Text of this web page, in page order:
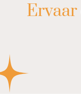
Ervaar